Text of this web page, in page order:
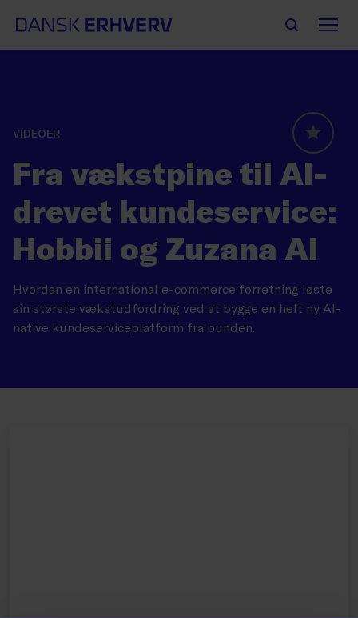
VIDEOER
Fra vækstpine til AI-
drevet kundeservice:
Hobbii og Zuzana AI
Hvordan en international e-commerce forretning løste
sin største vækstudfordring ved at bygge en helt ny AI-
native kundeserviceplatform fra bunden.